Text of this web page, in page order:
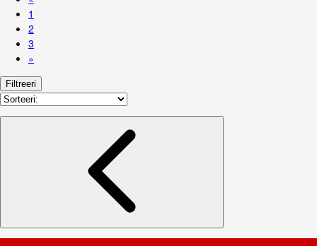
1
2
3
»
Filtreeri